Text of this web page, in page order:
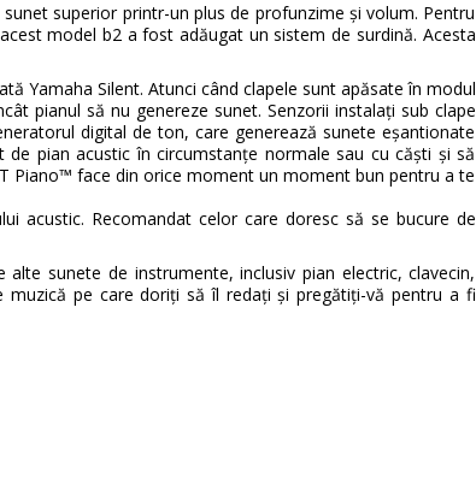
superior printr-un plus de profunzime și volum. Pentru
model b2 a fost adăugat un sistem de surdină. Acesta
Yamaha Silent. Atunci când clapele sunt apăsate în modul
pianul să nu genereze sunet. Senzorii instalați sub clape
digital de ton, care generează sunete eșantionate
pian acustic în circumstanțe normale sau cu căști și să
Piano™ face din orice moment un moment bun pentru a te
acustic. Recomandat celor care doresc să se bucure de
sunete de instrumente, inclusiv pian electric, clavecin,
pe care doriți să îl redați și pregătiți-vă pentru a fi